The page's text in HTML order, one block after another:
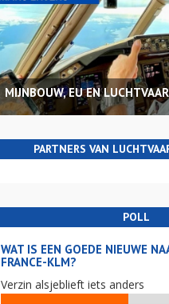
MIJNBOUW, EU EN
PARTNERS VAN
POLL
WAT IS EEN GOEDE NIEUWE
FRANCE-KLM?
Verzin alsjeblieft iets anders